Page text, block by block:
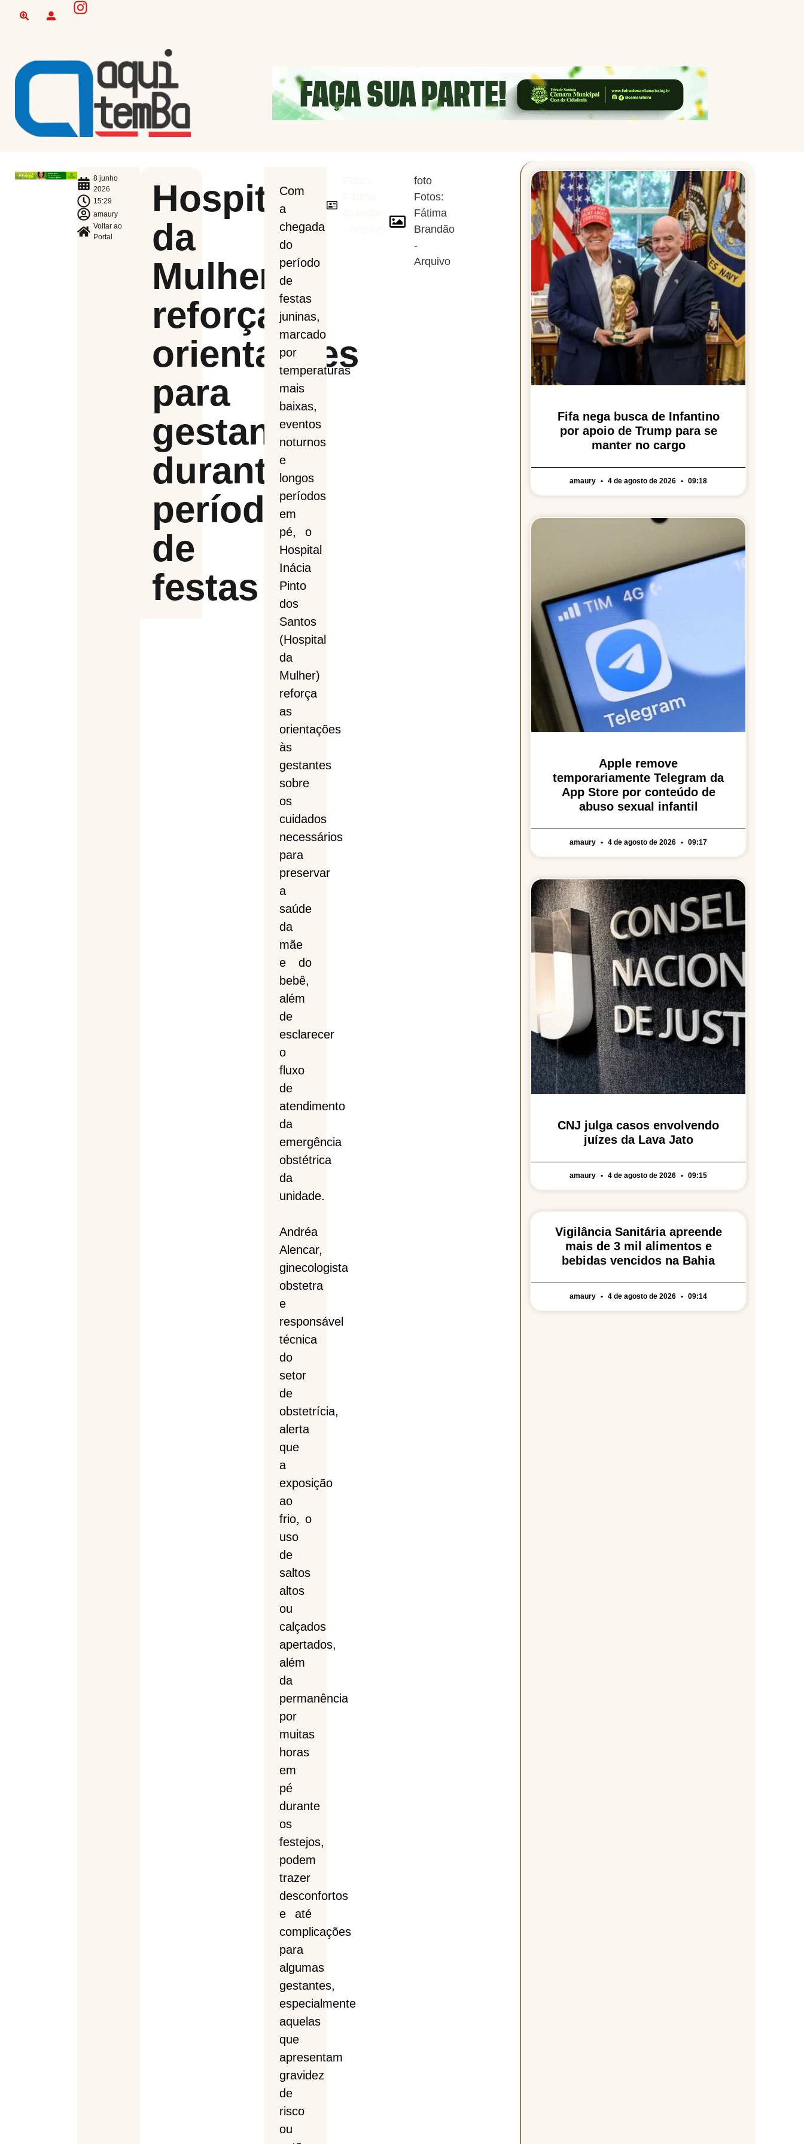
8 junho
2026
15:29
amaury
Voltar ao
Portal
Hospital
da
Mulher
reforça
orientações
para
gestantes
durante
período
de
festas
Com
a
chegada
do
período
de
festas
juninas,
marcado
por
temperaturas
mais
baixas,
eventos
noturnos
e
longos
períodos
em
pé, o
Hospital
Inácia
Pinto
dos
Santos
(Hospital
da
Mulher)
reforça
as
orientações
às
gestantes
sobre
os
cuidados
necessários
para
preservar
a
saúde
da
mãe
e do
bebê,
além
de
esclarecer
o
fluxo
de
atendimento
da
emergência
obstétrica
da
unidade.
Andréa
Alencar,
ginecologista
obstetra
e
responsável
técnica
do
setor
de
obstetrícia,
alerta
que
a
exposição
ao
frio, o
uso
de
saltos
altos
ou
calçados
apertados,
além
da
permanência
por
muitas
horas
em
pé
durante
os
festejos,
podem
trazer
desconfortos
e até
complicações
para
algumas
gestantes,
especialmente
aquelas
que
apresentam
gravidez
de
risco
ou
foto
Fotos:
Fátima
Brandão
-
Arquivo
Fifa nega busca de Infantino
por apoio de Trump para se
manter no cargo
amaury 4 de agosto de 2026 09:18
Apple remove
temporariamente Telegram da
App Store por conteúdo de
abuso sexual infantil
amaury 4 de agosto de 2026 09:17
CNJ julga casos envolvendo
juízes da Lava Jato
amaury 4 de agosto de 2026 09:15
Vigilância Sanitária apreende
mais de 3 mil alimentos e
bebidas vencidos na Bahia
amaury 4 de agosto de 2026 09:14